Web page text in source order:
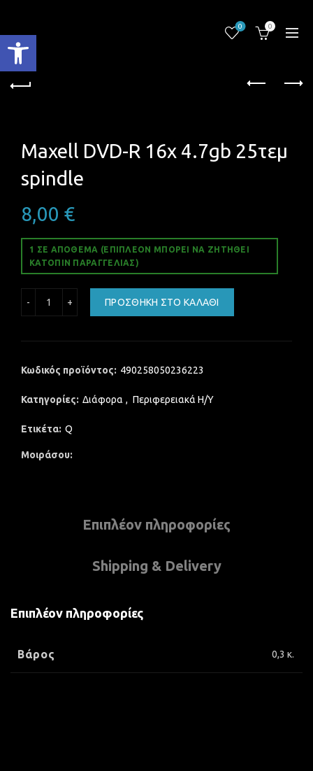
Ανοίξτε τη γραμμή εργαλείων
0 0
Maxell DVD-R 16x 4.7gb 25τεμ
spindle
8,00 €
1 ΣΕ ΑΠΌΘΕΜΑ (ΕΠΙΠΛΈΟΝ ΜΠΟΡΕΊ ΝΑ ΖΗΤΗΘΕΊ
ΚΑΤΌΠΙΝ ΠΑΡΑΓΓΕΛΊΑΣ)
ΠΡΟΣΘΉΚΗ ΣΤΟ ΚΑΛΆΘΙ
Κωδικός προϊόντος: 490258050236223
Κατηγορίες: Διάφορα , Περιφερειακά Η/Υ
Ετικέτα: Q
Μοιράσου
Επιπλέον πληροφορίες
Shipping & Delivery
Επιπλέον πληροφορίες
Βάρος 0,3 κ.